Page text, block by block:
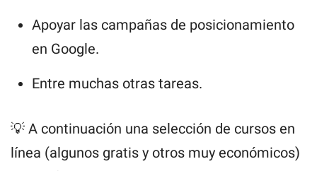
Apoyar las campañas de posicionamiento
en Google.
Entre muchas otras tareas.
💡 A continuación una selección de cursos en
línea (algunos gratis y otros muy económicos)